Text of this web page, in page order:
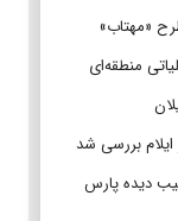
منطقه‌ای
ایلام بررسی شد
دیده پارس